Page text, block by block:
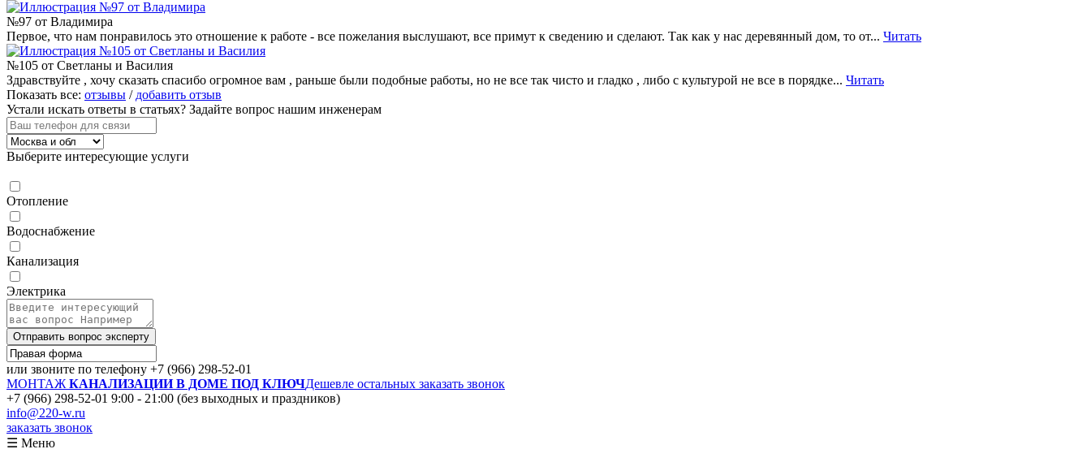
№97 от Владимира
Первое, что нам понравилось это отношение к работе - все пожелания выслушают, все примут к сведению и сделают. Так как у нас деревянный дом, то от... Читать
№105 от Светланы и Василия
Здравствуйте , хочу сказать спасибо огромное вам , раньше были подобные работы, но не все так чисто и гладко , либо с культурой не все в порядке... Читать
Показать все: отзывы / добавить отзыв
Устали искать ответы в статьях? Задайте вопрос нашим инженерам
Выберите интересующие услуги
Отопление
Водоснабжение
Канализация
Электрика
Отправить вопрос эксперту
или звоните по телефону +7 (966) 298-52-01
МОНТАЖ КАНАЛИЗАЦИИ В ДОМЕ ПОД КЛЮЧДешевле остальных заказать звонок
+7 (966) 298-52-01 9:00 - 21:00 (без выходных и праздников)
info@220-w.ru
заказать звонок
☰ Меню